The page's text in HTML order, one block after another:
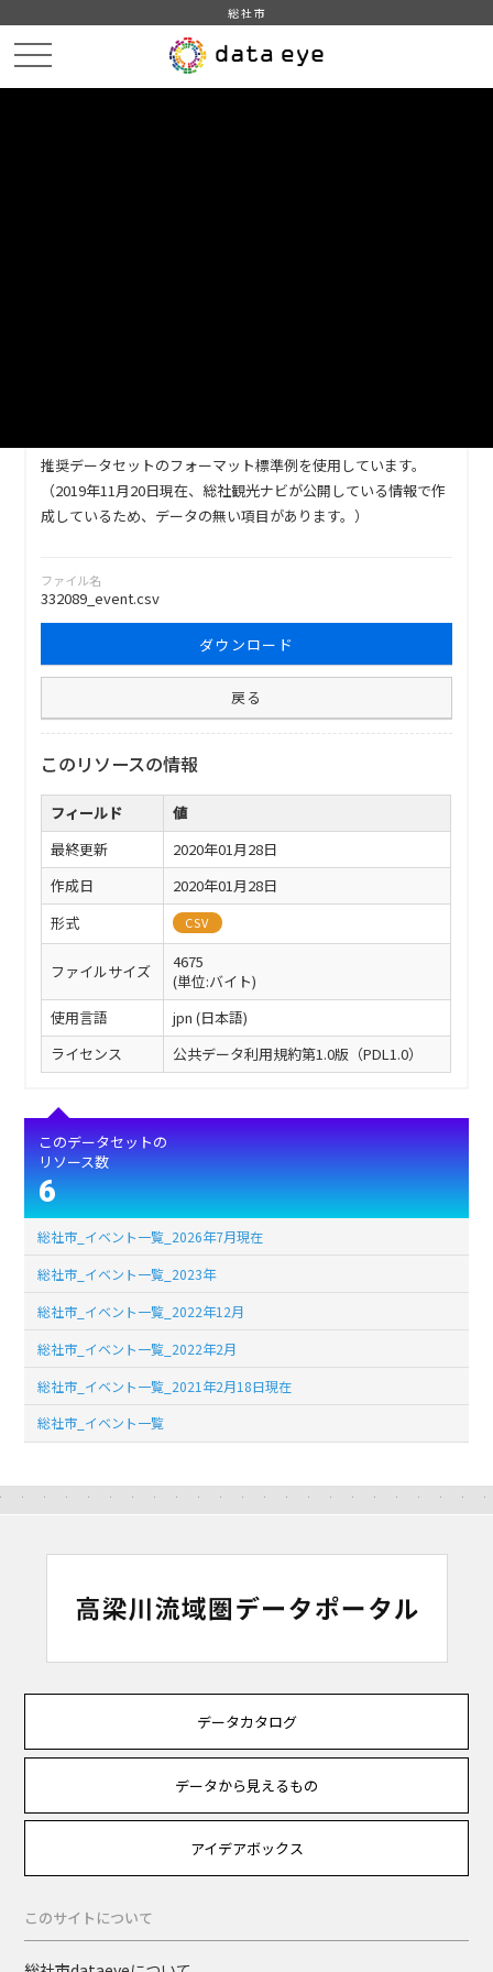
総社市
推奨データセットのフォーマット標準例を使用しています。
（2019年11月20日現在、総社観光ナビが公開している情報で作
成しているため、データの無い項目があります。）
ファイル名
332089_event.csv
ダウンロード
戻る
このリソースの情報
フィールド
値
最終更新
2020年01月28日
作成日
2020年01月28日
形式
CSV
ファイルサイズ
4675
(単位:バイト)
使用言語
jpn (日本語)
ライセンス
公共データ利用規約第1.0版（PDL1.0）
このデータセットの
リソース数
6
総社市_イベント一覧_2026年7月現在
総社市_イベント一覧_2023年
総社市_イベント一覧_2022年12月
総社市_イベント一覧_2022年2月
総社市_イベント一覧_2021年2月18日現在
総社市_イベント一覧
データカタログ
データから見えるもの
アイデアボックス
このサイトについて